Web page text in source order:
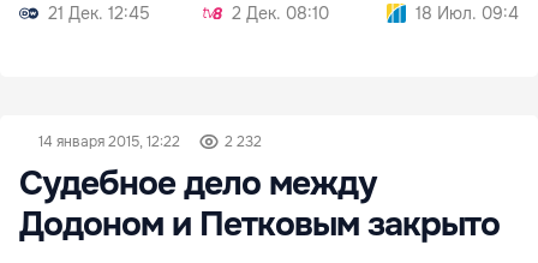
21 Дек. 12:45
2 Дек. 08:10
18 Июл. 09:45
14 января 2015, 12:22 2 232
Судебное дело между
Додоном и Петковым закрыто